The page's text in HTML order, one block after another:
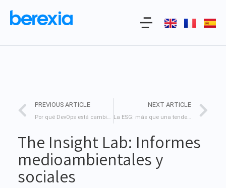
PREVIOUS ARTICLE
Por qué DevOps está cambiando las reglas del juego (y por qué tu empresa lo necesita)
NEXT ARTICLE
La ESG: más que una tendencia, una revolución sostenible
The Insight Lab: Informes
medioambientales y
sociales